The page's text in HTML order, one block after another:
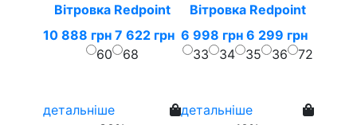
Вітровка Redpoint
10 888 грн 7 622 грн
60
68
детальніше
Вітровка Redpoint
6 998 грн 6 299 грн
33
34 35 36 72
детальніше